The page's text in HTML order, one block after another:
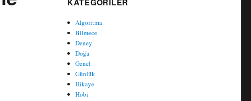
Algoritma
Bilmece
Deney
Doğa
Genel
Günlük
Hikaye
Hobi